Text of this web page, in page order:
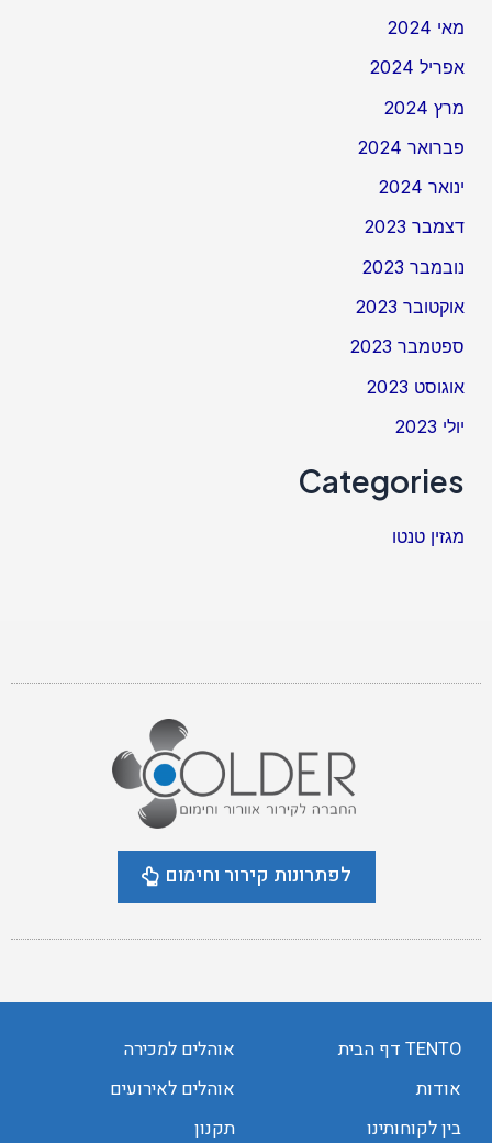
מאי 2024
אפריל 2024
מרץ 2024
פברואר 2024
ינואר 2024
דצמבר 2023
נובמבר 2023
אוקטובר 2023
ספטמבר 2023
אוגוסט 2023
יולי 2023
Categories
מגזין טנטו
לפתרונות קירור וחימום
TENTO דף הבית
אודות
בין לקוחותינו
אוהלים למכירה
אוהלים לאירועים
תקנון